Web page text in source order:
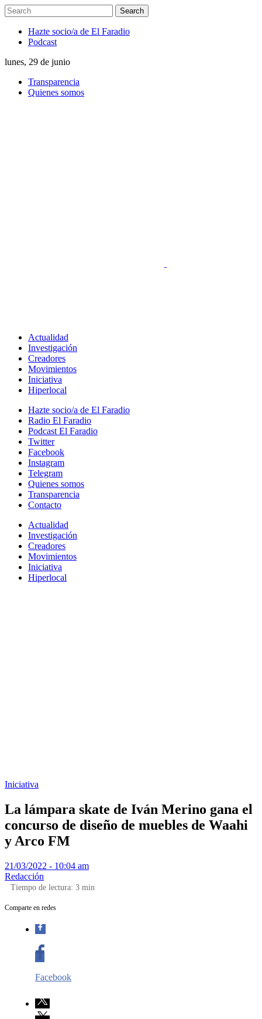
Hazte socio/a de El Faradio
Podcast
lunes, 29 de junio
Transparencia
Quienes somos
Actualidad
Investigación
Creadores
Movimientos
Iniciativa
Hiperlocal
Hazte socio/a de El Faradio
Radio El Faradio
Podcast El Faradio
Twitter
Facebook
Instagram
Telegram
Quienes somos
Transparencia
Contacto
Actualidad
Investigación
Creadores
Movimientos
Iniciativa
Hiperlocal
Iniciativa
La lámpara skate de Iván Merino gana el
concurso de diseño de muebles de Waahi
y Arco FM
21/03/2022 - 10:04 am
Redacción
Tiempo de lectura: 3 min
Comparte en redes
Facebook